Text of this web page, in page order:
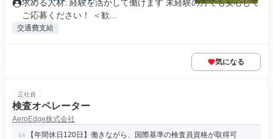
求める人材: 経験を活かして働けます 未経験の方でも安心して
ご応募ください！ ＜歓...
交通費支給
気になる
正社員
検査オペレーター
AeroEdge株式会社
【年間休日120日】働きながら、国際基準の検査員資格が取得可